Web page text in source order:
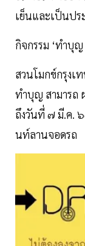
เย็นและเป็นปร
กิจกรรม ‘ทำบุ
สวนโมกข์กรุงเ
ทำบุญ สามารถ
ถึงวันที่ ๗ มี.ค.
นท์ลานจอดรถ